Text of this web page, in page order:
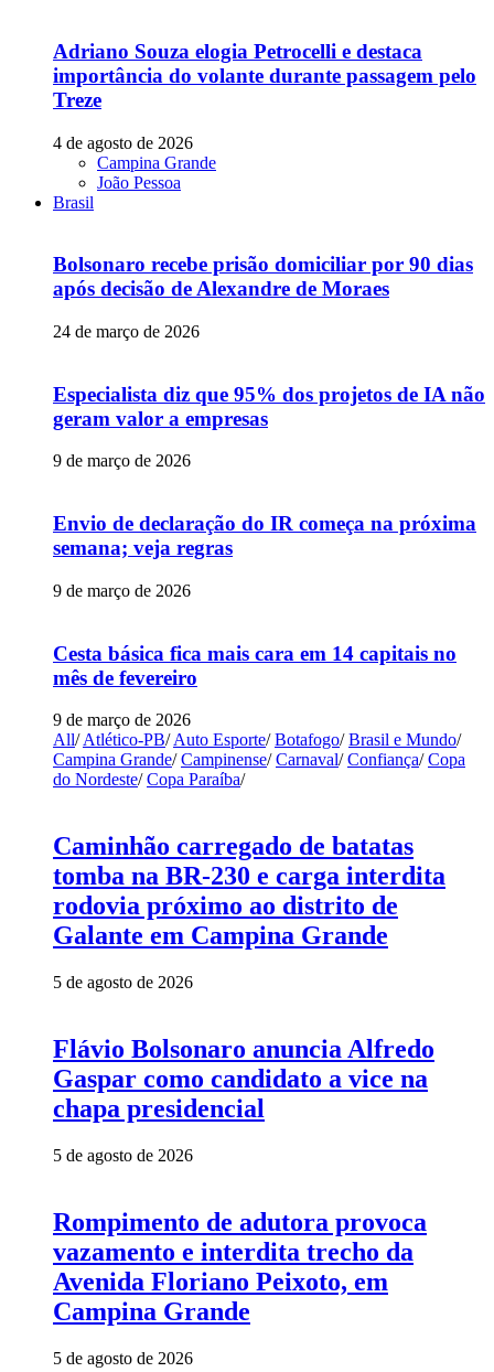
Adriano Souza elogia Petrocelli e destaca
importância do volante durante passagem pelo
Treze
4 de agosto de 2026
Campina Grande
João Pessoa
Brasil
Bolsonaro recebe prisão domiciliar por 90 dias
após decisão de Alexandre de Moraes
24 de março de 2026
Especialista diz que 95% dos projetos de IA não
geram valor a empresas
9 de março de 2026
Envio de declaração do IR começa na próxima
semana; veja regras
9 de março de 2026
Cesta básica fica mais cara em 14 capitais no
mês de fevereiro
9 de março de 2026
All/ Atlético-PB/ Auto Esporte/ Botafogo/ Brasil e Mundo/
Campina Grande/ Campinense/ Carnaval/ Confiança/ Copa
do Nordeste/ Copa Paraíba/
Caminhão carregado de batatas
tomba na BR-230 e carga interdita
rodovia próximo ao distrito de
Galante em Campina Grande
5 de agosto de 2026
Flávio Bolsonaro anuncia Alfredo
Gaspar como candidato a vice na
chapa presidencial
5 de agosto de 2026
Rompimento de adutora provoca
vazamento e interdita trecho da
Avenida Floriano Peixoto, em
Campina Grande
5 de agosto de 2026